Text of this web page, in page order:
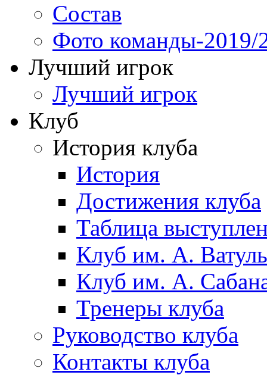
Состав
Фото команды-2019/
Лучший игрок
Лучший игрок
Клуб
История клуба
История
Достижения клуба
Таблица
Клуб им. А.
Клуб им. А.
Тренеры клуба
Руководство клуба
Контакты клуба